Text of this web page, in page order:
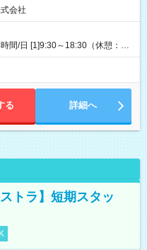
会社
間/日 [1]9:30～18:30（休憩：1
なし） ・平日のみ週3日 【土日
平日】15:30～19:30(実働4時間)
る 詳細へ
トラ】短期スタッ